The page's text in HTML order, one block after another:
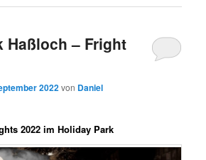
Haßloch – Fright
2022von Daniel
2022 im Holiday Park